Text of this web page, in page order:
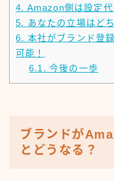
4. Amazon側は設定
5. あなたの立場はど
6. 本社がブランド登
可能！
6.1. 今後の一歩
ブランドが
とどうなる？